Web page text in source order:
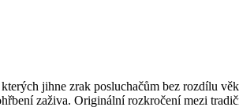
jihne zrak posluchačům bez rozdílu
zaživa. Originální rozkročení mezi